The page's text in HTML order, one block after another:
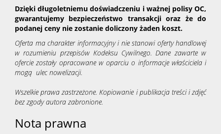
Dzięki długoletniemu doświadczeniu i ważnej polisy OC,
gwarantujemy bezpieczeństwo transakcji oraz że do
podanej ceny nie zostanie doliczony żaden koszt.
Oferta ma charakter informacyjny i nie stanowi oferty handlowej
w rozumieniu przepisów Kodeksu Cywilnego. Dane zawarte w
ofercie zostały opracowane w oparciu o informacje właściciela i
mogą ulec nowelizacji.
Wszelkie prawa zastrzeżone. Kopiowanie i publikacja treści i zdjęć
bez zgody autora zabronione.
Nota prawna